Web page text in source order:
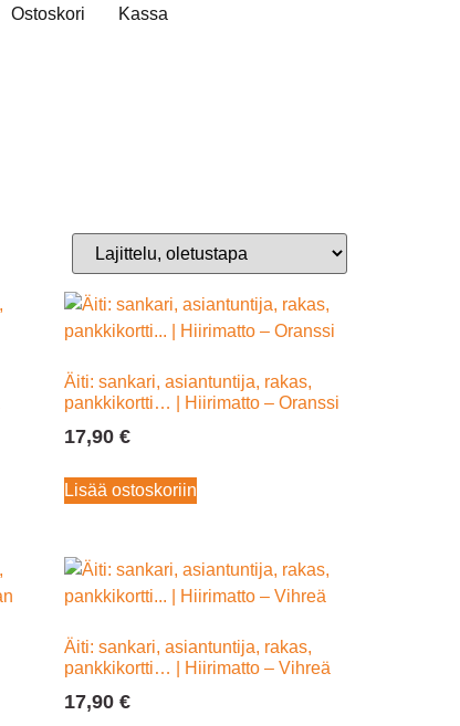
Ostoskori Kassa
Äiti: sankari, asiantuntija, rakas,
pankkikortti… | Hiirimatto – Oranssi
17,90€
Lisää ostoskoriin
Äiti: sankari, asiantuntija, rakas,
pankkikortti… | Hiirimatto – Vihreä
17,90€